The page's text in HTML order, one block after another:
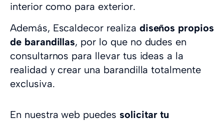
interior como para exterior.
Además, Escaldecor realiza diseños propios
de barandillas, por lo que no dudes en
consultarnos para llevar tus ideas a la
realidad y crear una barandilla totalmente
exclusiva.
En nuestra web puedes solicitar tu